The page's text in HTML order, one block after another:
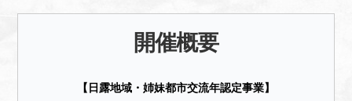
エヴィチ・ミハルコフ様から応援メッセージを頂きまし
開催概要
【日露地域・姉妹都市交流年認定事業】